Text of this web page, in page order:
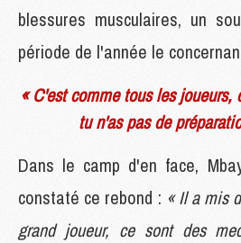
blessures musculaires, un
période de l'année le
« C'est comme tous les joueurs,
tu n'as pas de
Dans le camp d'en face,
constaté ce rebond : « Il a mis
grand joueur, ce sont des